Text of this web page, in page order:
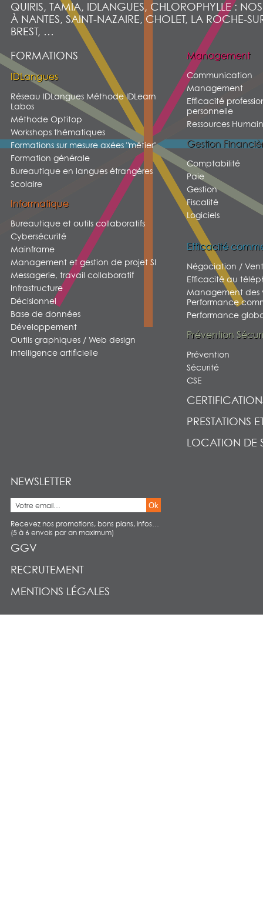
QUIRIS, TAMIA, IDLANGUES, CHLOROPHYLLE :
À NANTES, SAINT-NAZAIRE, CHOLET, LA ROCHE-
BREST, …
FORMATIONS
IDLangues
Réseau IDLangues Méthode IDLearn
Labos
Méthode Optitop
Workshops thématiques
Formations sur mesure axées "métier"
Formation générale
Bureautique en langues étrangères
Scolaire
Informatique
Bureautique et outils collaboratifs
Cybersécurité
Mainframe
Management et gestion de projet SI
Messagerie, travail collaboratif
Infrastructure
Décisionnel
Base de données
Développement
Outils graphiques / Web design
Intelligence artificielle
Management
Communication
Management
Efficacité
personnelle
Ressources
Gestion
Comptabilité
Paie
Gestion
Fiscalité
Logiciels
Efficacité
Négociation /
Efficacité au
Management des
Performance
Performance
Prévention
Prévention
Sécurité
CSE
PRESTATIONS
LOCATION DE
NEWSLETTER
Ok
Recevez nos promotions, bons plans, infos…
(5 à 6 envois par an maximum)
RECRUTEMENT
MENTIONS LÉGALES
GGV